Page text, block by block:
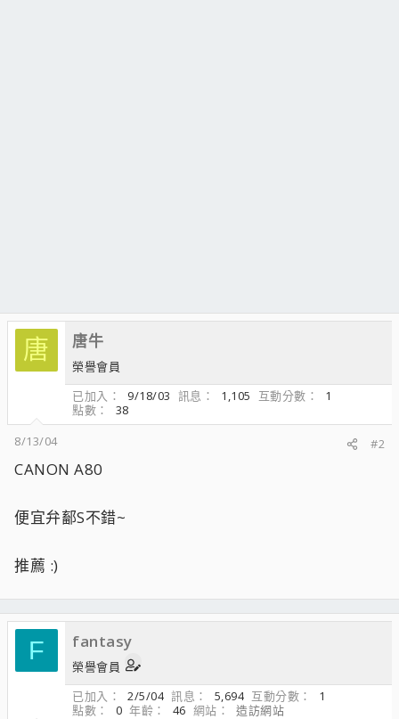
唐 唐牛
榮譽會員
已加入
9/18/03 訊息 1,105 互動分數
1
點數
38
8/13/04
#2
CANON A80
便宜弁鄐S不錯~
推薦 :)
F fantasy
榮譽會員
已加入
2/5/04 訊息 5,694 互動分數
1
點數
0 年齡 46 網站
造訪網站